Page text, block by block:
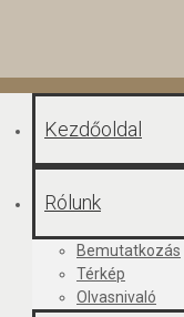
Kezdőoldal
Rólunk
Bemutatkozás
Térkép
Olvasnivaló